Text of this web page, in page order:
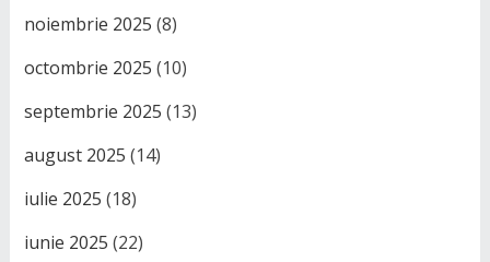
noiembrie 2025 (8)
octombrie 2025 (10)
septembrie 2025 (13)
august 2025 (14)
iulie 2025 (18)
iunie 2025 (22)